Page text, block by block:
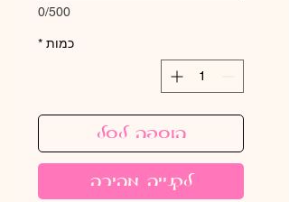
0/500
כמות *
הוספה לסל
לקנייה מהירה